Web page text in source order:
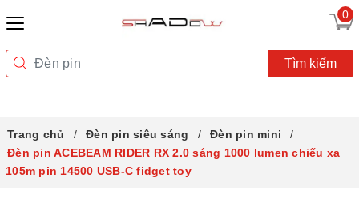
0
Tìm kiếm
Trang chủ Đèn pin siêu sáng
Đèn pin mini
Đèn pin ACEBEAM RIDER RX 2.0 sáng 1000 lumen chiếu xa
105m pin 14500 USB-C fidget toy